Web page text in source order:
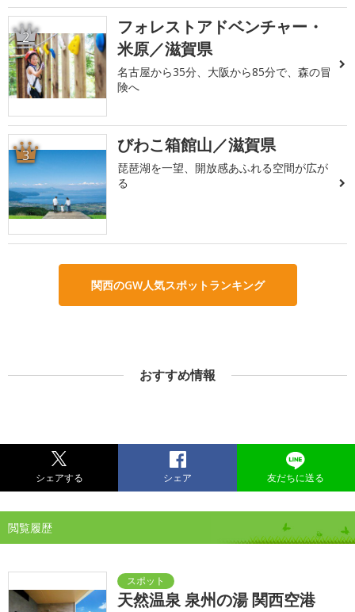
2
フォレストアドベンチャー・
米原／滋賀県
名古屋から35分、大阪から85分で、森の冒
険へ
3 びわこ箱館山／滋賀県
琵琶湖を一望、開放感あふれる空間が広が
る
関西のGW人気スポットランキング
おすすめ情報
シェアする シェア 友だちに送る
閲覧履歴
天然温泉 泉州の湯 関西空港